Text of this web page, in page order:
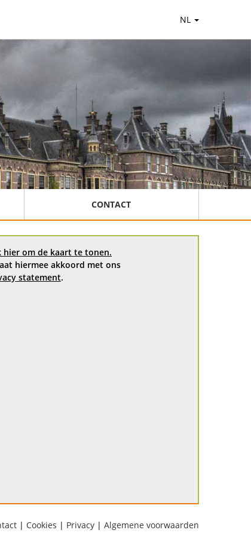
NL
CONTACT
hier om de kaart te tonen.
hiermee akkoord met ons
statement.
| Cookies | Privacy | Algemene voorwaarden